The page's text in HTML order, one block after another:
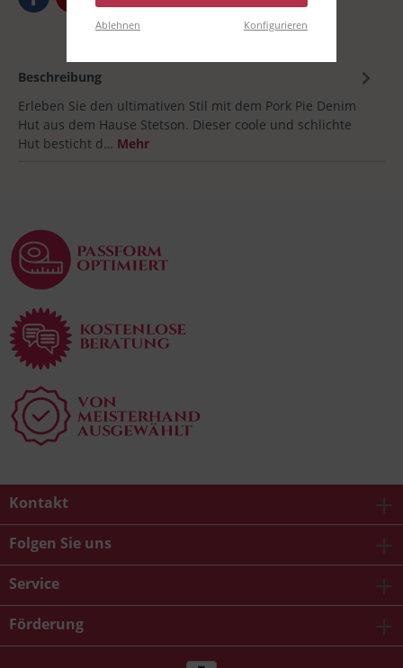
Beschreibung
Erleben Sie den ultimativen Stil mit dem Pork Pie Denim
Hut aus dem Hause Stetson. Dieser coole und schlichte
Hut besticht d… Mehr
Kontakt
Folgen Sie uns
Service
Förderung
Ablehnen Konfigurieren